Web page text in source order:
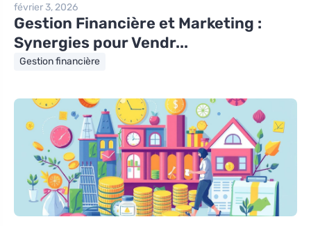
février 3, 2026
Gestion Financière et Marketing :
Synergies pour Vendr...
Gestion financière